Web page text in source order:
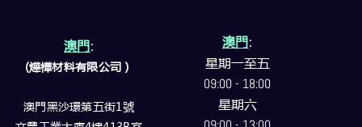
澳門:
(燁樺材料有限公司）
澳門黑沙環第五街1號
澳門:
星期一至五
09:00 - 18:00
星期六